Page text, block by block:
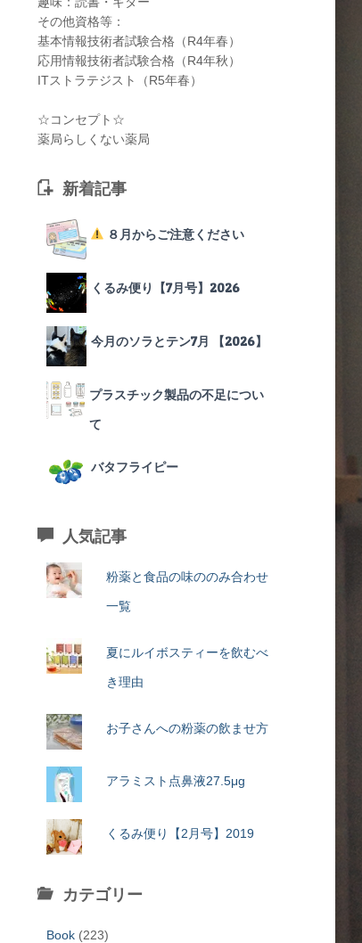
その他資格等：
基本情報技術者試験合格（R4年春）
応用情報技術者試験合格（R4年秋）
ITストラテジスト（R5年春）
☆コンセプト☆
薬局らしくない薬局
新着記事
８月からご注意ください
くるみ便り【7月号】2026
今月のソラとテン7月 【2026】
プラスチック製品の不足につい
て
バタフライピー
人気記事
粉薬と食品の味ののみ合わせ
一覧
夏にルイボスティーを飲むべ
き理由
お子さんへの粉薬の飲ませ方
アラミスト点鼻液27.5μg
くるみ便り【2月号】2019
カテゴリー
Book(223)